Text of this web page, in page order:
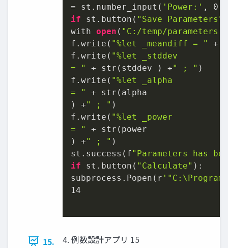
= st.number_input( 'Power:' , 0
if st.button( "Save Parameters"
with open ( "C:/temp/
f.write( "%let _meandiff = "
+
f.write( "%let _stddev
= "
+ str(stddev ) +" ; " )
f.write( "%let _alpha
= "
+ str(alpha
) +" ; " )
f.write( "%let _power
= "
+ str(power
) +" ; " )
st.success(f"Parameters has
if st.button( "Calculate" ):
subprocess.Popen(r
14
15. 4. 例数設計アプリ 15